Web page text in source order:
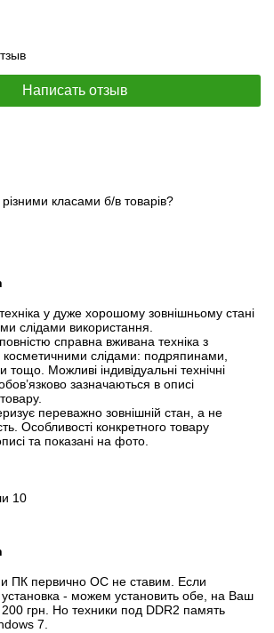
Написать отзыв
класами б/в товарів?
у дуже хорошому зовнішньому стані
слідами використання.
справна вживана техніка з
косметичними слідами: подряпинами,
тощо. Можливі індивідуальні технічні
зазначаються в описі
переважно зовнішній стан, а не
Особливості конкретного товару
та показані на фото.
10
и ПК первично ОС не ставим. Если
- можем установить обе, на Ваш
грн. Но техники под DDR2 память
7.